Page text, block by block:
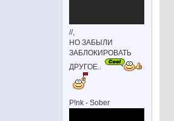
//,
НО ЗАБЫЛИ
ЗАБЛОКИРОВАТЬ
ДРУГОЕ..
P!nk - Sober